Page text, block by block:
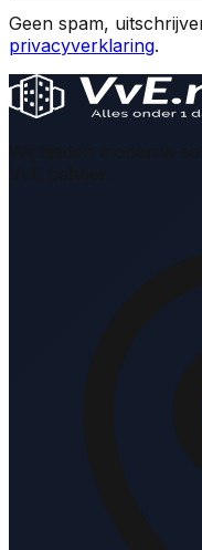
Geen spam,
privacyverklaring.